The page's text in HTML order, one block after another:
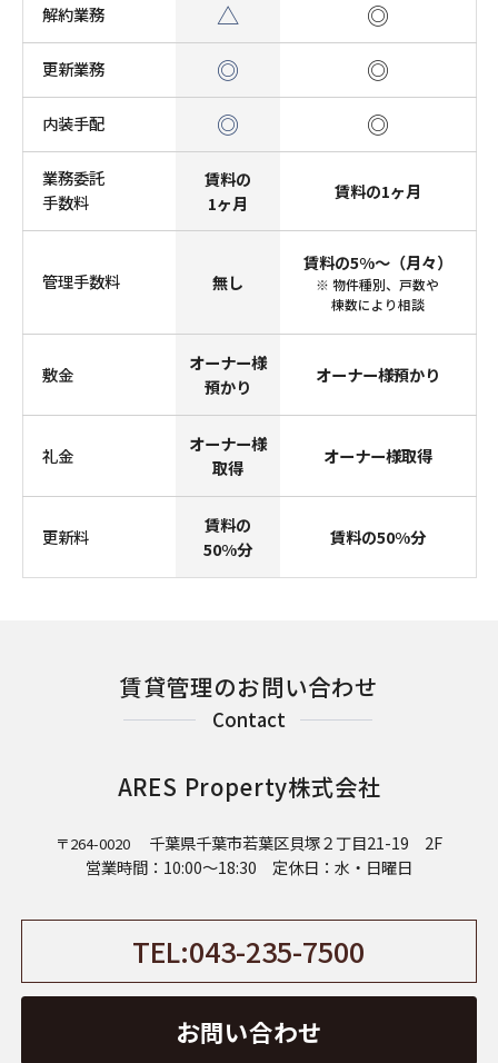
解約業務 △ ◎
更新業務 ◎ ◎
内装手配 ◎ ◎
業務委託
手数料
賃料の
1ヶ月
賃料の1ヶ月
管理手数料 無し
賃料の5%～（月々）
※ 物件種別、戸数や
棟数により相談
敷金
オーナー様
預かり
オーナー様預かり
礼金
オーナー様
取得
オーナー様取得
更新料
賃料の
50%分
賃料の50%分
賃貸管理のお問い合わせ
Contact
ARES Property株式会社
〒264-0020
千葉県千葉市若葉区貝塚２丁目21-19 2F
営業時間：10:00～18:30 定休日：水・日曜日
TEL:043-235-7500
お問い合わせ